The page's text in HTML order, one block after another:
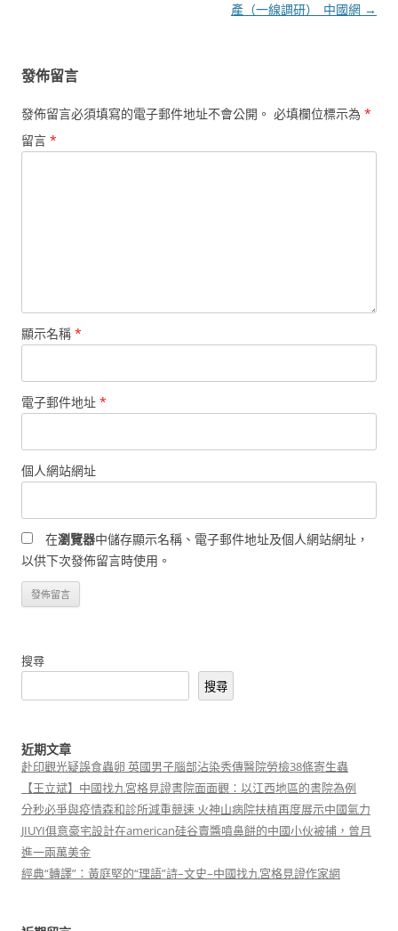
產（一線調研）_中國網 →
發佈留言
發佈留言必須填寫的電子郵件地址不會公開。 必填欄位標示為 *
留言 *
顯示名稱 *
電子郵件地址 *
個人網站網址
在瀏覽器中儲存顯示名稱、電子郵件地址及個人網站網址，
以供下次發佈留言時使用。
搜尋
搜尋
近期文章
赴印觀光疑誤食蟲卵 英國男子腦部沾染秀傳醫院勞檢38條寄生蟲
【王立斌】中國找九宮格見證書院面面觀：以江西地區的書院為例
分秒必爭與疫情森和診所減重競速 火神山病院扶植再度展示中國氣力
JIUYI俱意豪宅設計在american硅谷賣醬噴鼻餅的中國小伙被捕，曾月
進一兩萬美金
經典“轉譯”：黃庭堅的“理語”詩–文史–中國找九宮格見證作家網